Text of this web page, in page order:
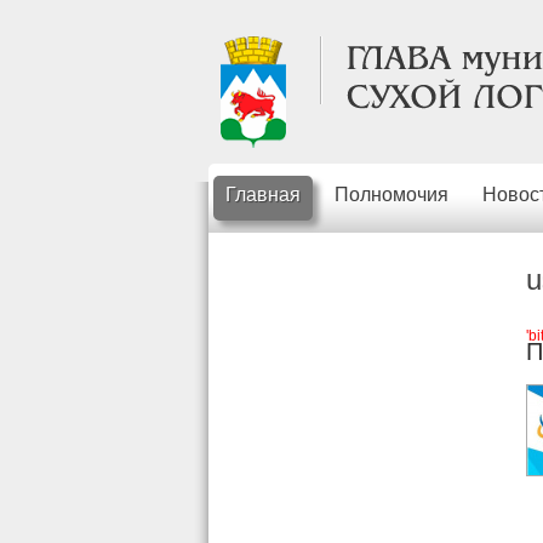
Главная Полномочия